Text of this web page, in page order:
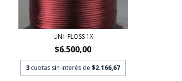
UNI -FLOSS 1X
$6.500,00
3 cuotas sin interés de$2.166,67